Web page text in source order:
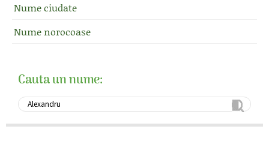
Nume ciudate
Nume norocoase
Cauta un nume: